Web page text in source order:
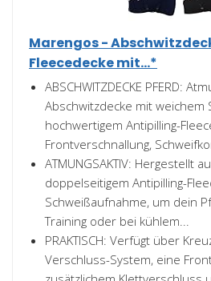
Marengos -
Fleecedecke mit...*
ABSCHWITZDECKE PFERD:
Abschwitzdecke mit weichem
hochwertigem Antipilling-
Frontverschnallung,
ATMUNGSAKTIV: Hergestellt
doppelseitigem Antipilling-
Schweißaufnahme, um dein
Training oder bei kühlem...
PRAKTISCH: Verfügt über
Verschluss-System, eine